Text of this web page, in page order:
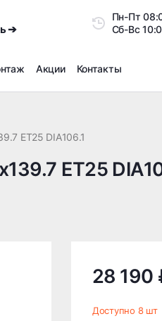
➔
Пн-Пт
Сб-Вс
Перешиповка зимней
Акции Контакты
ET25 DIA106.1
ET25
28 190
Доступно 8 шт